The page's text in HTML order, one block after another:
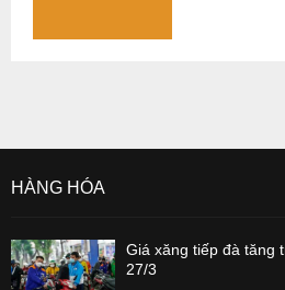
HÀNG HÓA
Giá xăng tiếp đà tăng
27/3